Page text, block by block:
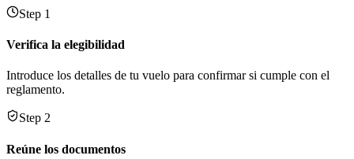
Step 1
Verifica la elegibilidad
Introduce los detalles de tu vuelo para confirmar si cumple con el
reglamento.
Step 2
Reúne los documentos